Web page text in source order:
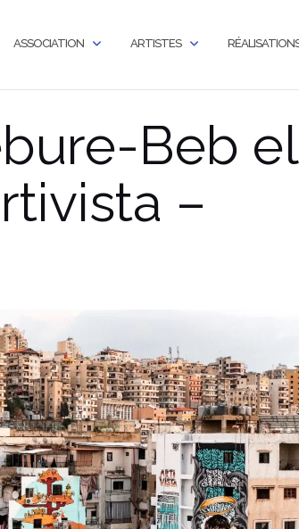
ASSOCIATION ARTISTES
Beb el
–